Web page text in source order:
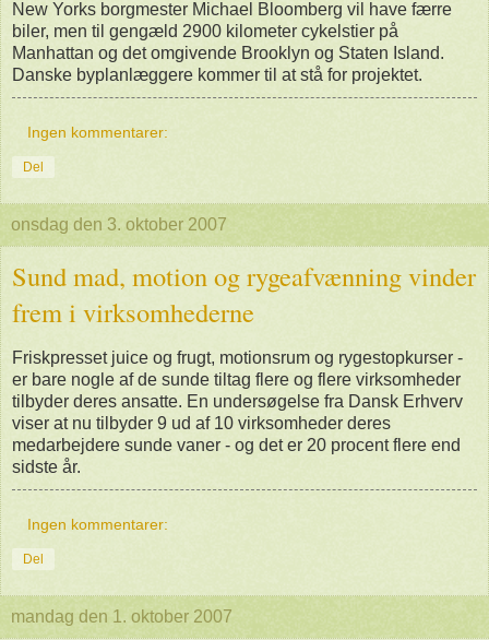
New Yorks borgmester Michael Bloomberg vil have færre
biler, men til gengæld 2900 kilometer cykelstier på
Manhattan og det omgivende Brooklyn og Staten Island.
Danske byplanlæggere kommer til at stå for projektet.
Ingen kommentarer:
Del
onsdag den 3. oktober 2007
Sund mad, motion og rygeafvænning vinder
frem i virksomhederne
Friskpresset juice og frugt, motionsrum og rygestopkurser -
er bare nogle af de sunde tiltag flere og flere virksomheder
tilbyder deres ansatte. En undersøgelse fra Dansk Erhverv
viser at nu tilbyder 9 ud af 10 virksomheder deres
medarbejdere sunde vaner - og det er 20 procent flere end
sidste år.
Ingen kommentarer:
Del
mandag den 1. oktober 2007